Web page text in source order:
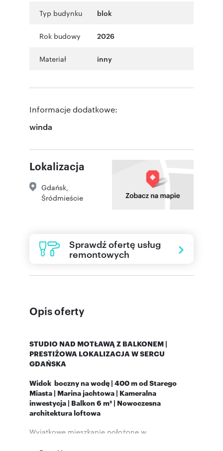
Typ budynku blok
Rok budowy 2026
Materiał inny
Informacje dodatkowe:
winda
Lokalizacja
Gdańsk
Śródmieście
Sprawdź ofertę usług
remontowych
Opis oferty
STUDIO NAD MOTŁAWĄ Z BALKONEM |
PRESTIŻOWA LOKALIZACJA W SERCU
GDAŃSKA
Widok boczny na wodę | 400 m od Starego
Miasta | Marina jachtowa | Kameralna
inwestycja | Balkon 6 m² | Nowoczesna
architektura loftowa
Wyjątkowe mieszkanie położone w